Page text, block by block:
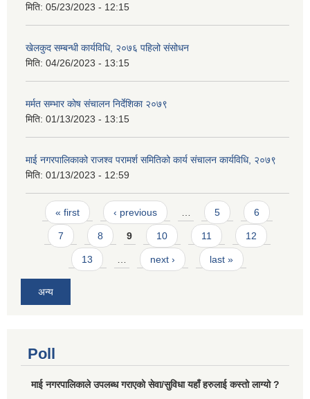
मिति: 05/23/2023 - 12:15
खेलकुद सम्बन्धी कार्यविधि, २०७६ पहिलो संसोधन
मिति: 04/26/2023 - 13:15
मर्मत सम्भार कोष संचालन निर्देशिका २०७९
मिति: 01/13/2023 - 13:15
माई नगरपालिकाको राजश्व परामर्श समितिको कार्य संचालन कार्यविधि, २०७९
मिति: 01/13/2023 - 12:59
Pages
« first ‹ previous … 5 6
7 8 9 10 11 12
13 … next › last »
अन्य
Poll
माई नगरपालिकाले उपलब्ध गराएको सेवा/सुविधा यहाँ हरुलाई कस्तो लाग्यो ?